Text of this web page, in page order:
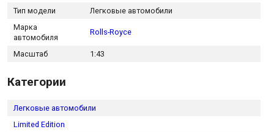
Тип модели
Легковые автомобили
Марка
автомобиля
Rolls-Royce
Масштаб 1:43
Категории
Легковые автомобили
Limited Edition